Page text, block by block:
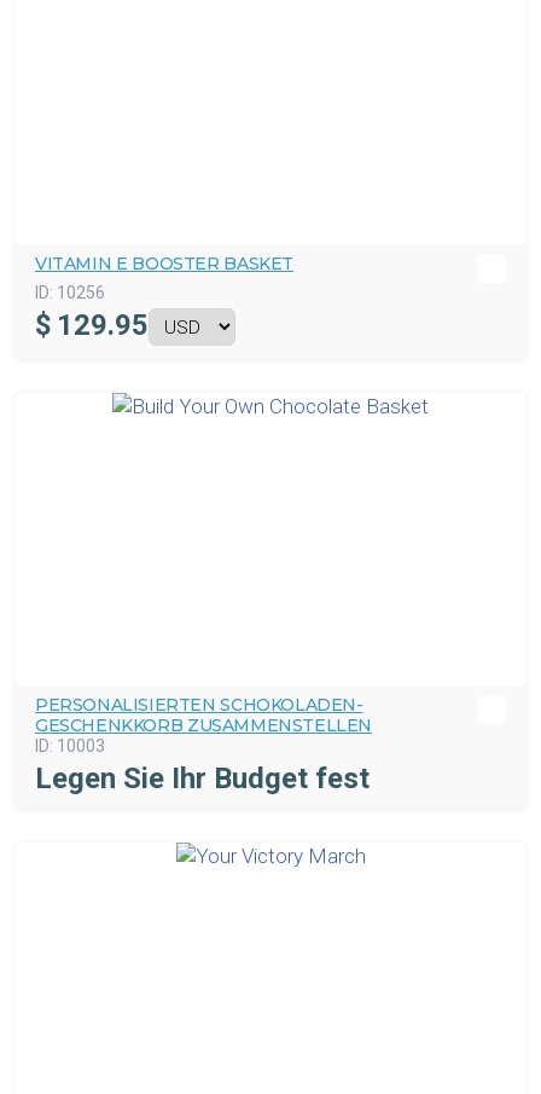
VITAMIN E BOOSTER BASKET
ID: 10256
$ 129.95
PERSONALISIERTEN SCHOKOLADEN-
GESCHENKKORB ZUSAMMENSTELLEN
ID: 10003
Legen Sie Ihr Budget fest